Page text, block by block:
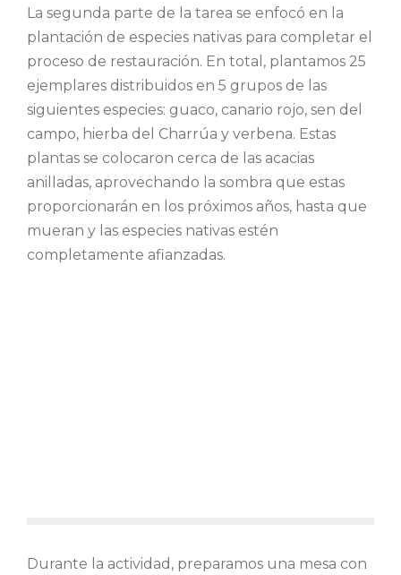
La segunda parte de la tarea se enfocó en la
plantación de especies nativas para completar el
proceso de restauración. En total, plantamos 25
ejemplares distribuidos en 5 grupos de las
siguientes especies: guaco, canario rojo, sen del
campo, hierba del Charrúa y verbena. Estas
plantas se colocaron cerca de las acacias
anilladas, aprovechando la sombra que estas
proporcionarán en los próximos años, hasta que
mueran y las especies nativas estén
completamente afianzadas.
Durante la actividad, preparamos una mesa con